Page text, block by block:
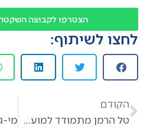
הצטרפו לקבוצה
לחצו לשיתוף:
הקודם
טל הרמן מתמודד למועצת אבן יהודה בראיון מהלב